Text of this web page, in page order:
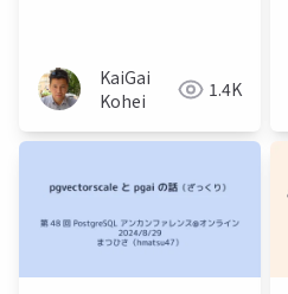
KaiGai
Kohei
1.4K